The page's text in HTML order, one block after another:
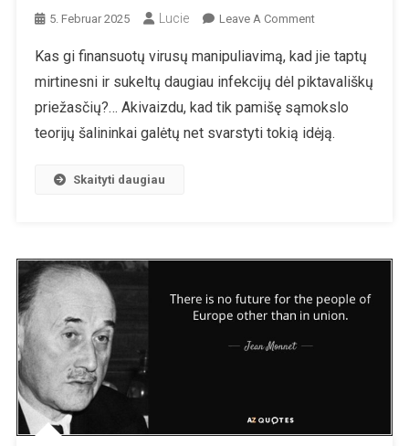
5. Februar 2025 Lucie Leave A CommentOn
Nuo
1945
M.
Koronos
Kas gi finansuotų virusų manipuliavimą, kad jie taptų
mirtinesni ir sukeltų daugiau infekcijų dėl piktavališkų
priežasčių?… Akivaizdu, kad tik pamišę sąmokslo
teorijų šalininkai galėtų net svarstyti tokią idėją.
Skaityti daugiau